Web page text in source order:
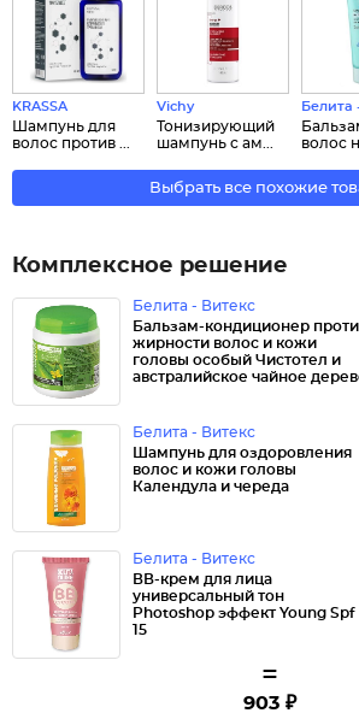
KRASSA
Шампунь для
волос против ...
Vichy
Тонизирующий
шампунь с ам...
Белита
волос
Выбрать все похожие
Комплексное решение
Белита - Витекс
Бальзам-кондиционер
жирности волос и кожи
головы особый Чистотел и
австралийское чайное
Белита - Витекс
Шампунь для оздоровления
волос и кожи головы
Календула и череда
Белита - Витекс
ВВ-крем для лица
универсальный тон
Photoshop эффект Young Spf
15
=
903 ₽